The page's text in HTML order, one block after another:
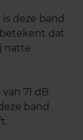
deze band
dat
natte
71 dB
band